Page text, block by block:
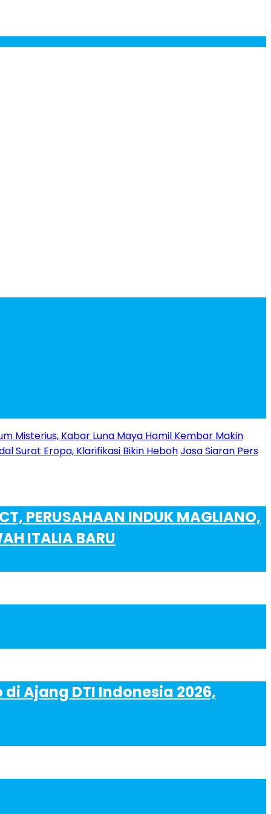
Misterius, Kabar Luna Maya Hamil Kembar Makin
Surat Eropa, Klarifikasi Bikin HebohJasa Siaran Pers
PERUSAHAAN INDUK MAGLIANO,
ITALIA BARU
Ajang DTI Indonesia 2026,